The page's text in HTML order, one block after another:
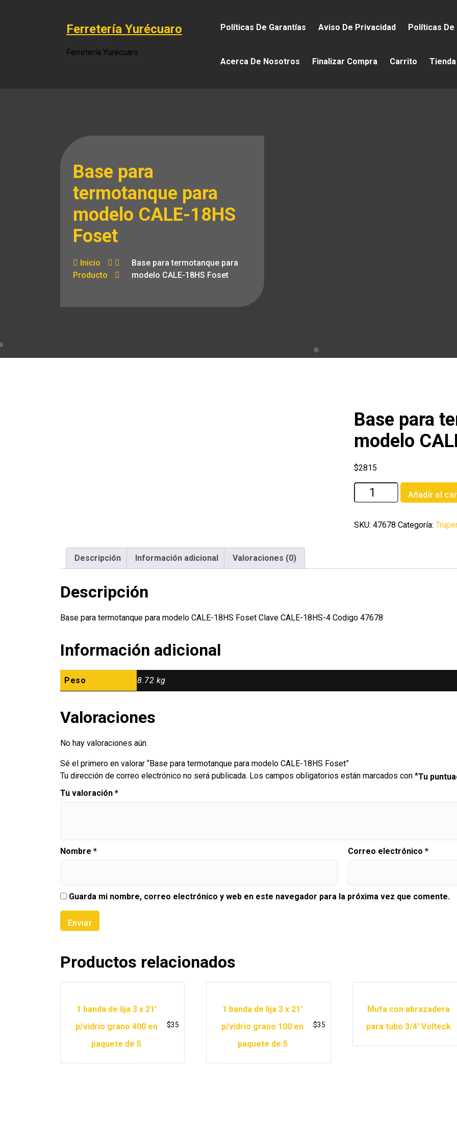
Ferretería Yurécuaro
Ferretería Yurécuaro
Políticas De Garantías Aviso De Privacidad Políticas De
Acerca De Nosotros Finalizar Compra Carrito
Base para
termotanque para
modelo CALE-18HS
Foset
Inicio
Producto
Base para termotanque para
modelo CALE-18HS Foset
Base para
modelo
$2815
Base
para
para
Añadir al
SKU:47678 Categoría:
Descripción Información adicional Valoraciones (0)
Descripción
Base para termotanque para modelo CALE-18HS Foset Clave CALE-18HS-4 Codigo 47678
Información adicional
Peso 8.72 kg
Valoraciones
No hay valoraciones aún.
Sé el primero en valorar “Base para termotanque para modelo CALE-18HS Foset”
Tu dirección de correo electrónico no será publicada. Los campos obligatorios están marcados con *Tu
Tu valoración *
Nombre * Correo electrónico *
Guarda mi nombre, correo electrónico y web en este navegador para la próxima vez que comente.
Productos relacionados
1 banda de lija 3 x 21′
p/vidrio grano 400 en
paquete de 5
$35
1 banda de lija 3 x 21′
p/vidrio grano 100 en
paquete de 5
$35
Mufa con abrazadera
para tubo 3/4′ Volteck